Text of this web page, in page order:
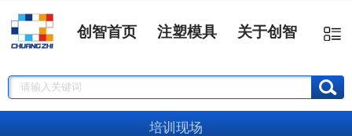
创智首页 注塑模具 关于创智
培训现场